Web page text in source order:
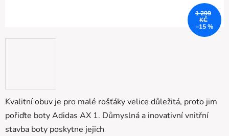
Kvalitní obuv je pro malé rošťáky velice důležitá, proto jim
pořiďte boty Adidas AX 1. Důmyslná a inovativní vnitřní
stavba boty poskytne jejich
1 299
KČ
–15 %